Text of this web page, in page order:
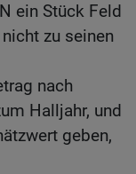
ein Stück Feld
zu seinen
nach
Halljahr, und
geben,